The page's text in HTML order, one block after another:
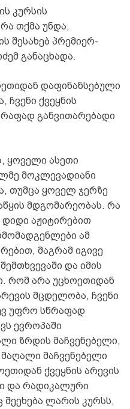
კურსის
თქმა უნდა,
შესახებ პრემიერ-
განაცხადა.
დაფინანსებული
ჩვენი ქვეყნის
განვითარებადი
ყოველი ასეთი
მოკლევადიანი
თუმცა ყოველ ჯერზე
მდგომარეობას. რა
დიდი აჟიტირებით
ამ
მაგრამ იგივე
და იმის
რომ არა უცხოეთიდან
მცდელობა, ჩვენი
უფრო სწრაფად
ევროპაში
ზრდის მაჩვენებელი,
მაჩვენებელი
ქვეყნის არევის
და რადიკალური
შეეხება ლარის კურსს,